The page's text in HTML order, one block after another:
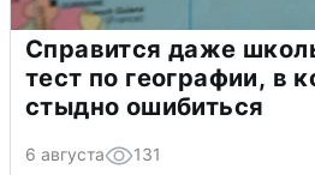
Справится даже
тест по географии, в
стыдно ошибиться
6 августа 131